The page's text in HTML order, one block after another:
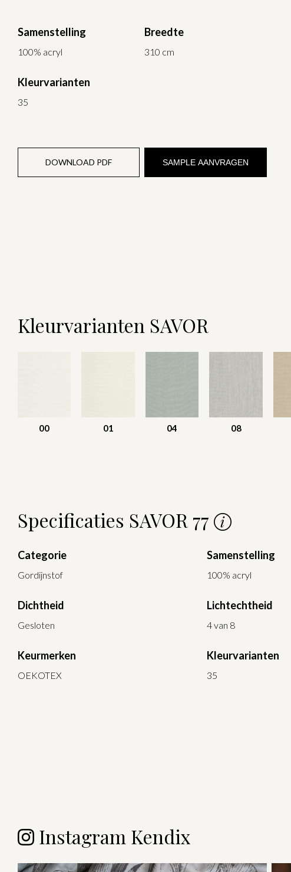
Samenstelling
100% acryl
Breedte
310 cm
Kleurvarianten
35
DOWNLOAD PDF SAMPLE AANVRAGEN
Kleurvarianten SAVOR
00 01 04 08
Specificaties SAVOR 77
Categorie
Gordijnstof
Samenstelling
100% acryl
Dichtheid
Gesloten
Lichtechtheid
4 van 8
Keurmerken
OEKOTEX
Kleurvarianten
35
Instagram Kendix